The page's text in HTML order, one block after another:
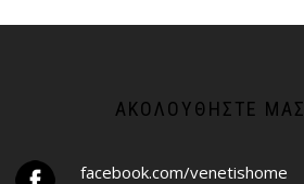
ΑΚΟΛΟΥΘΉΣΤΕ ΜΑΣ
facebook.com/venetishome